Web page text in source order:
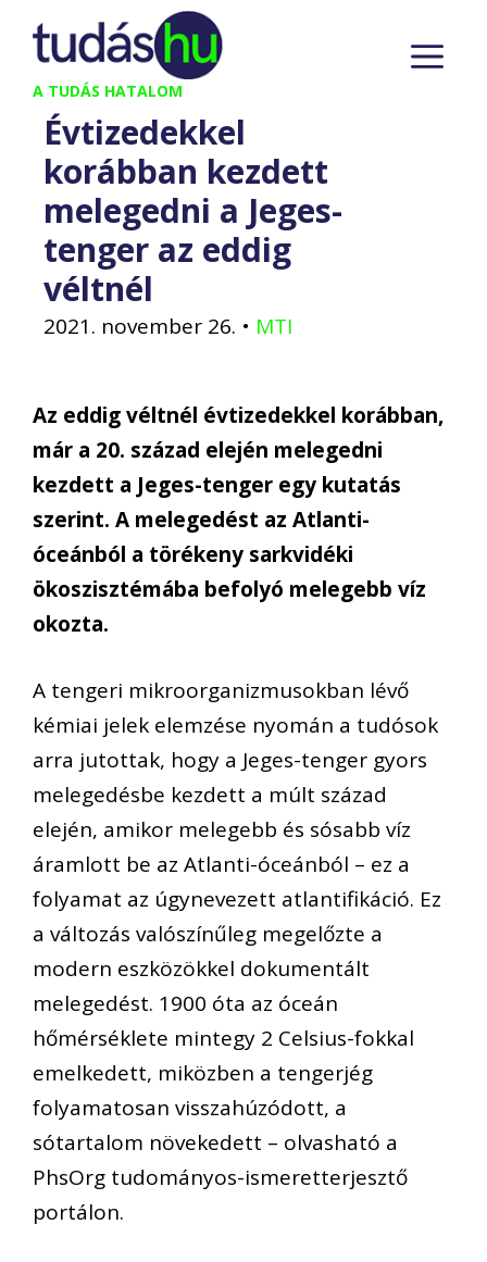
Kilépés
tartalomba
A TUDÁS HATALOM
Évtizedekkel
korábban kezdett
melegedni a Jeges-
tenger az eddig
véltnél
2021. november 26. • MTI
Az eddig véltnél évtizedekkel korábban,
már a 20. század elején melegedni
kezdett a Jeges-tenger egy kutatás
szerint. A melegedést az Atlanti-
óceánból a törékeny sarkvidéki
ökoszisztémába befolyó melegebb víz
okozta.
A tengeri mikroorganizmusokban lévő
kémiai jelek elemzése nyomán a tudósok
arra jutottak, hogy a Jeges-tenger gyors
melegedésbe kezdett a múlt század
elején, amikor melegebb és sósabb víz
áramlott be az Atlanti-óceánból – ez a
folyamat az úgynevezett atlantifikáció. Ez
a változás valószínűleg megelőzte a
modern eszközökkel dokumentált
melegedést. 1900 óta az óceán
hőmérséklete mintegy 2 Celsius-fokkal
emelkedett, miközben a tengerjég
folyamatosan visszahúzódott, a
sótartalom növekedett – olvasható a
PhsOrg tudományos-ismeretterjesztő
portálon.